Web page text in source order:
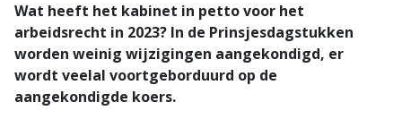
Wat heeft het kabinet in petto voor het
arbeidsrecht in 2023? In de Prinsjesdagstukken
worden weinig wijzigingen aangekondigd, er
wordt veelal voortgeborduurd op de
aangekondigde koers.